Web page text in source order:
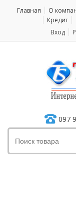
Главная О
Кредит
Вход
097